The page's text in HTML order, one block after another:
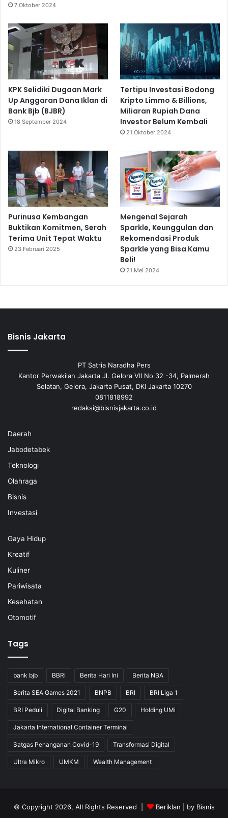
7 Oktober 2024
KPK Selidiki Dugaan Mark
Up Anggaran Dana Iklan di
Bank Bjb (BJBR)
18 September 2024
Tertipu Investasi Bodong
Kripto Limmo & Billions,
Miliaran Rupiah Dana
Investor Belum Kembali
21 Oktober 2024
Purinusa Kembangan
Buktikan Komitmen, Serah
Terima Unit Tepat Waktu
23 Februari 2025
Mengenal Sejarah
Sparkle, Keunggulan dan
Rekomendasi Produk
Sparkle yang Bisa Kamu
Beli!
21 Mei 2024
Bisnis Jakarta
PT Satria Naradha Pers
Kantor Perwakilan Jakarta Jl. Gelora VII No 32 -34, Palmerah
Selatan, Gelora, Jakarta Pusat, DKI Jakarta 10270
0811818992
redaksi@bisnisjakarta.co.id
Daerah
Jabodetabek
Teknologi
Olahraga
Bisnis
Investasi
Gaya Hidup
Kreatif
Kuliner
Pariwisata
Kesehatan
Otomotif
Tags
bank bjb BBRI Berita Hari Ini Berita NBA
Berita SEA Games 2021 BNPB BRI BRI Liga 1
BRI Peduli Digital Banking G20 Holding UMi
Jakarta International Container Terminal
Satgas Penanganan Covid-19 Transformasi Digital
Ultra Mikro UMKM Wealth Management
© Copyright 2026, All Rights Reserved | Beriklan | by Bisnis